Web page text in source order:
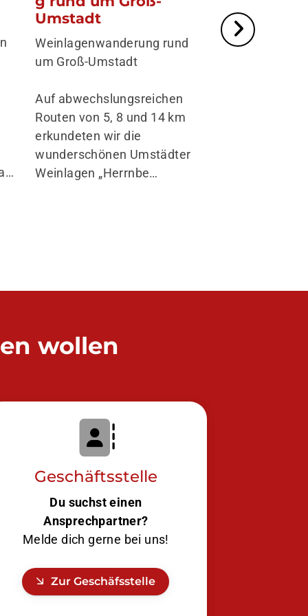
Umstadt
Weinlagenwanderung rund
um Groß-Umstadt
Auf abwechslungsreichen
Routen von 5, 8 und 14 km
erkundeten wir die
wunderschönen Umstädter
Weinlagen „Herrnbe…
nach
Die erste
wollen
Geschäftsstelle
Du suchst einen
Ansprechpartner?
Melde dich gerne bei uns!
Zur Geschäfsstelle